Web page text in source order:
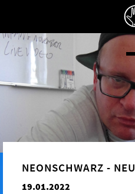
NEONSCHWARZ -
19.01.2022